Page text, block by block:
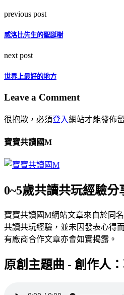
previous post
威洛比先生的聖誕樹
next post
世界上最好的地方
Leave a Comment
很抱歉，必須登入網站才能發佈
寶寶共讀國M
0~5歲共讀共玩經驗分
寶寶共讀國M網站文章來自於同
共讀共玩經驗，並未因發表心得
有廠商合作文章亦會如實揭露。
原創主題曲 - 創作人